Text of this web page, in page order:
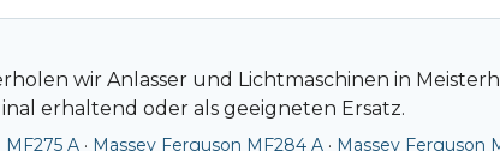
wir Anlasser und Lichtmaschinen in
erhaltend oder als geeigneten Ersatz.
MF275 A · Massey Ferguson MF284 A · Massey Ferguson